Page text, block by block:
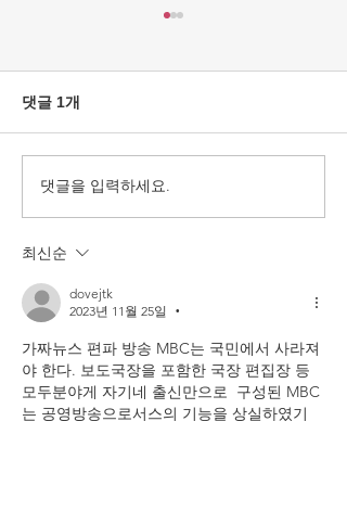
[토론회 개최] 자유대한민
국을 지키려면..., "시민사
회와 언론의 역할".
댓글 1개
댓글을 입력하세요.
최신순
dovejtk
2023년 11월 25일
•
가짜뉴스 편파 방송 MBC는 국민에서 사라져
야 한다. 보도국장을 포함한 국장 편집장 등
모두분야게 자기네 출신만으로  구성된 MBC
는 공영방송으로서스의 기능을 상실하였기